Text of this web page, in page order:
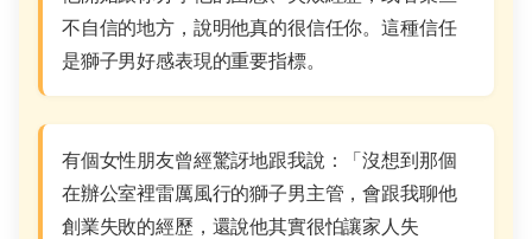
不自信的地方，說明他真的很信任你。這種信任
是獅子男好感表現的重要指標。
有個女性朋友曾經驚訝地跟我說：「沒想到那個
在辦公室裡雷厲風行的獅子男主管，會跟我聊他
創業失敗的經歷，還說他其實很怕讓家人失